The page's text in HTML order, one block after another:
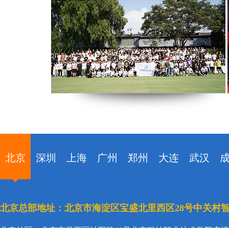
北京 深圳 上海 广州 郑州 大连 武汉
北京总部地址：北京市海淀区宝盛北里西区28号中关村